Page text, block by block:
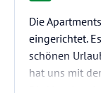
Die
eingerichtet.
schönen
hat uns mit